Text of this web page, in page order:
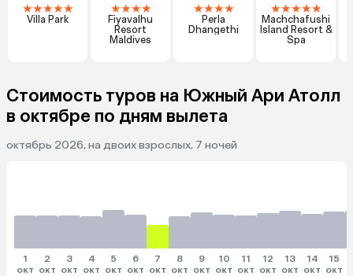
★★★★★
Villa Park
★★★★
Fiyavalhu
Resort
Maldives
★★★★
Perla
Dhangethi
★★★★★
Machchafushi
Island Resort &
Spa
Стоимость туров на Южный Ари Атолл
в октябре по дням вылета
октябрь 2026, на двоих взрослых, 7 ночей
1
окт
2
окт
3
окт
4
окт
5
окт
6
окт
7
окт
8
окт
9
окт
10
окт
11
окт
12
окт
13
окт
14
окт
15
окт